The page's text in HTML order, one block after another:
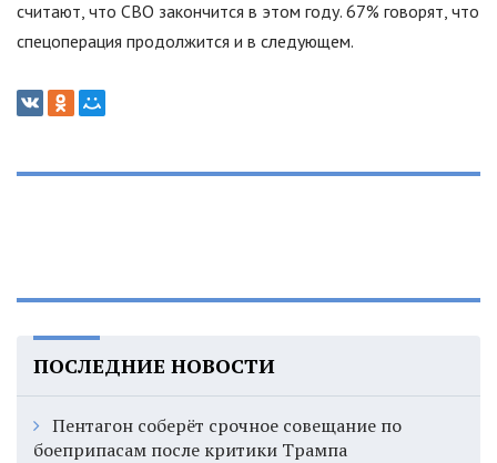
считают, что СВО закончится в этом году. 67% говорят, что
спецоперация продолжится и в следующем.
ПОСЛЕДНИЕ НОВОСТИ
Пентагон соберёт срочное совещание по
боеприпасам после критики Трампа